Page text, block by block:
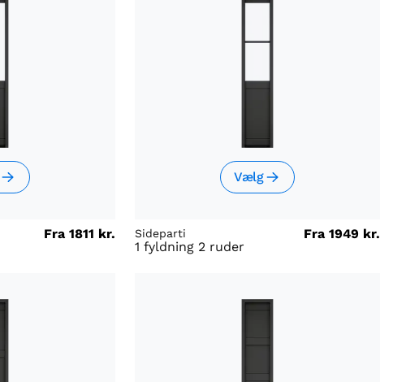
Fra 1811 kr.
Vælg
Sideparti Fra 1949 kr.
1 fyldning 2 ruder